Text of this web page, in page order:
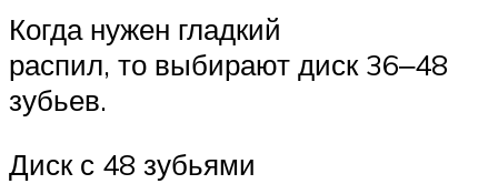
Когда нужен гладкий
распил, то выбирают диск 36‒48
зубьев.
Диск с 48 зубьями